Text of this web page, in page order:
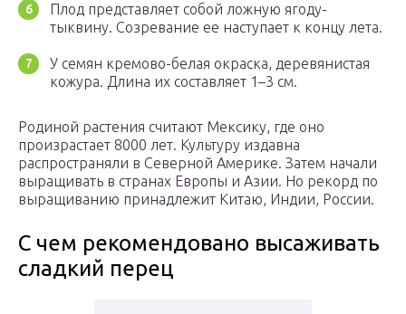
Плод представляет собой ложную ягоду-
тыквину. Созревание ее наступает к концу лета.
У семян кремово-белая окраска, деревянистая
кожура. Длина их составляет 1–3 см.
Родиной растения считают Мексику, где оно
произрастает 8000 лет. Культуру издавна
распространяли в Северной Америке. Затем начали
выращивать в странах Европы и Азии. Но рекорд по
выращиванию принадлежит Китаю, Индии, России.
С чем рекомендовано высаживать
сладкий перец